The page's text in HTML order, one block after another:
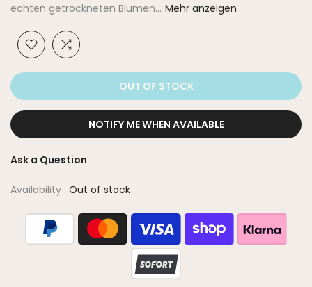
echten getrockneten Blumen... Mehr anzeigen
OUT OF STOCK
NOTIFY ME WHEN AVAILABLE
Ask a Question
Availability : Out of stock